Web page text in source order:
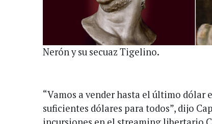
Nerón y su secuaz Tigelino.
“Vamos a vender hasta el último dólar
suficientes dólares para todos”, dijo